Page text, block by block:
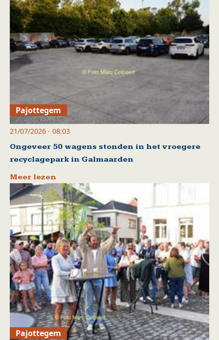
Pajottegem
21/07/2026 - 08:03
Ongeveer 50 wagens stonden in het vroegere
recyclagepark in Galmaarden
Meer lezen
Pajottegem